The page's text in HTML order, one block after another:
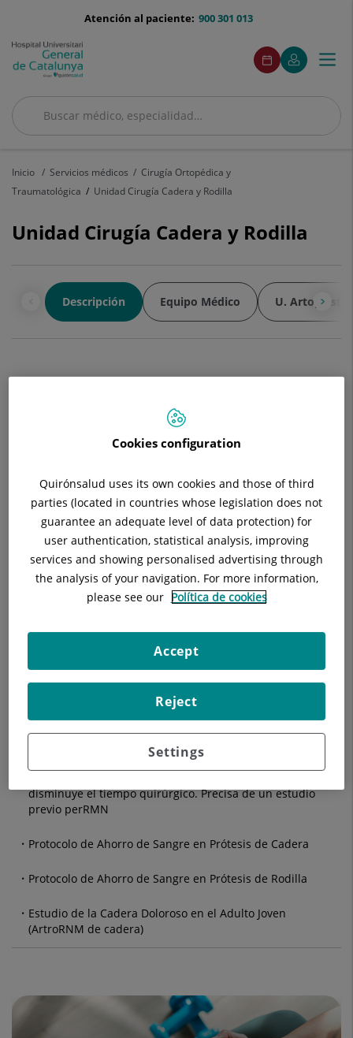
menu-
900 301 013
Atención al paciente:
Buscar
Buscar
menuAcceso
Pedir
cita
Este
enlace
se
en
Mi
Quirónsalud
Este
enlace
se
en
ventana
Menú
Inicio Servicios médicos
Cirugía Ortopédica y
Traumatológica
Unidad Cirugía Cadera y Rodilla
Unidad Cirugía Cadera y Rodilla
Descripción Equipo Médico U. Artoplastia
Cirugía traumática de la pelvis
Cirugía Protésica Convencional de Cadera y Rodilla
Cirugía Protésica de Cadera con Prótesis de HAC (primer
centro español en este tipo de prótesis 1987)
Cirugía MIS de Cadera
Cirugía de Cadera con Prótesis de Superficie
Cirugía de Rodilla con prótesis unicompartimental
Cirugía de la Cadera Doloroso en el Adulto Joven (Técnicas
Artroplastia total de rodilla, utilizando el sistema PSI
(Patient Specific Instruments). A petición del paciente o en
disminuye el tiempo quirúrgico. Precisa de un estudio
previo perRMN
Protocolo de Ahorro de Sangre en Prótesis de Cadera
Protocolo de Ahorro de Sangre en Prótesis de Rodilla
Estudio de la Cadera Doloroso en el Adulto Joven
(ArtroRNM de cadera)
Cookies configuration
Quirónsalud uses its own cookies and those of third
parties (located in countries whose legislation does not
guarantee an adequate level of data protection) for
user authentication, statistical analysis, improving
services and showing personalised advertising through
the analysis of your navigation. For more information,
please see our Política de cookies
Settings
Reject
Accept